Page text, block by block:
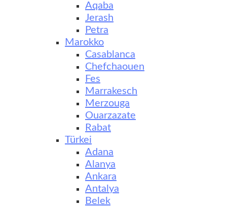
Aqaba
Jerash
Petra
Marokko
Casablanca
Chefchaouen
Fes
Marrakesch
Merzouga
Ouarzazate
Rabat
Türkei
Adana
Alanya
Ankara
Antalya
Belek